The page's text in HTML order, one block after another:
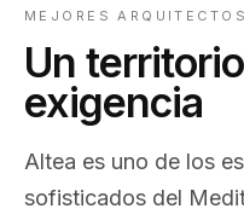
MEJORES
Un
exigencia
Altea es uno de los
sofisticados del